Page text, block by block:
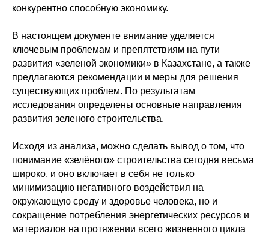
конкурентно способную экономику.
В настоящем документе внимание уделяется
ключевым проблемам и препятствиям на пути
развития «зеленой экономики» в Казахстане, а также
предлагаются рекомендации и меры для решения
существующих проблем. По результатам
исследования определены основные направления
развития зеленого строительства.
Исходя из анализа, можно сделать вывод о том, что
понимание «зелёного» строительства сегодня весьма
широко, и оно включает в себя не только
минимизацию негативного воздействия на
окружающую среду и здоровье человека, но и
сокращение потребления энергетических ресурсов и
материалов на протяжении всего жизненного цикла